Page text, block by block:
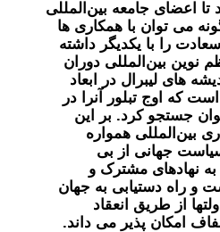
تا اعضای جامعه بین‌المللی
می توان با همکاری ها
را با یکدیگر داشته
نوین بین‌المللی دوران
های لیبرال در ابعاد
که اوج تبلور آنرا در
جستجو کرد. بر این
بین‌المللی همواره
جهانی از بی
نهادهای مشترک و
و راه دستیابی به جهان
از طریق انعقاد
امکان پذیر می داند.